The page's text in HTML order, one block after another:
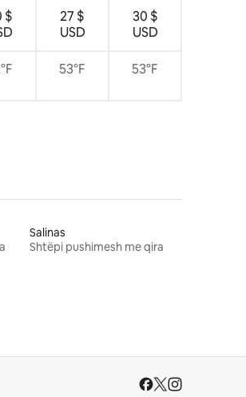
$
27 $
USD
30 $
USD
53°F 53°F
Salinas
Shtëpi pushimesh me qira